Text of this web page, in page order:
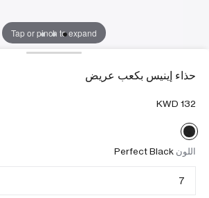
Tap or pinch to expand
حذاء إينيس بكعب عريض
اللون Perfect Black
7